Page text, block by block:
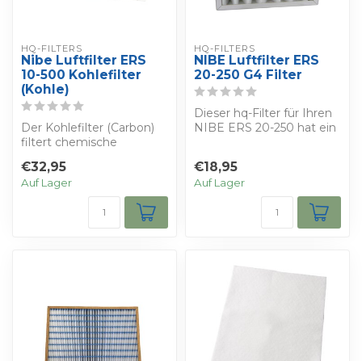
HQ-FILTERS
Nibe Luftfilter ERS
10-500 Kohlefilter
(Kohle)
Der Kohlefilter (Carbon)
filtert chemische
aus der Luft,...
€32,95
Auf Lager
HQ-FILTERS
NIBE Luftfilter ERS
20-250 G4 Filter
Dieser hq-Filter für Ihren
NIBE ERS 20-250 hat ein
€18,95
Auf Lager